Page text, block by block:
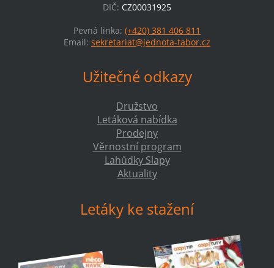
DIČ: CZ00031925
Pevná linka: (+420) 381 406 811
Email: sekretariat@jednota-tabor.cz
Užitečné odkazy
Družstvo
Letáková nabídka
Prodejny
Věrnostní program
Lahůdky Slapy
Aktuality
Letáky ke stažení